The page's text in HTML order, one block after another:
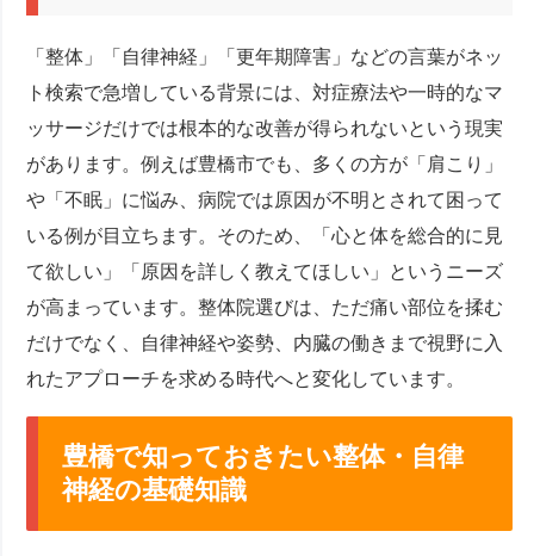
「整体」「自律神経」「更年期障害」などの言葉がネッ
ト検索で急増している背景には、対症療法や一時的なマ
ッサージだけでは根本的な改善が得られないという現実
があります。例えば豊橋市でも、多くの方が「肩こり」
や「不眠」に悩み、病院では原因が不明とされて困って
いる例が目立ちます。そのため、「心と体を総合的に見
て欲しい」「原因を詳しく教えてほしい」というニーズ
が高まっています。整体院選びは、ただ痛い部位を揉む
だけでなく、自律神経や姿勢、内臓の働きまで視野に入
れたアプローチを求める時代へと変化しています。
豊橋で知っておきたい整体・自律
神経の基礎知識